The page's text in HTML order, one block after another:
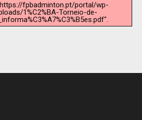
fpbadminton.pt/portal/wp-
1%C2%BA-Torneio-de-